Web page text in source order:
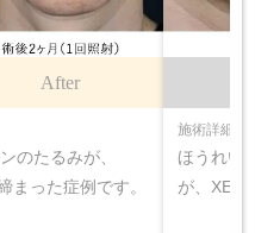
After
のたるみが、
まった症例です。
施術詳細
ほうれい
が、